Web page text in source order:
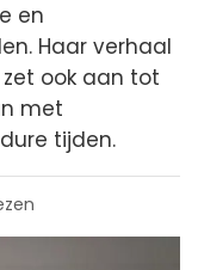
en
Haar verhaal
ook aan tot
met
tijden.